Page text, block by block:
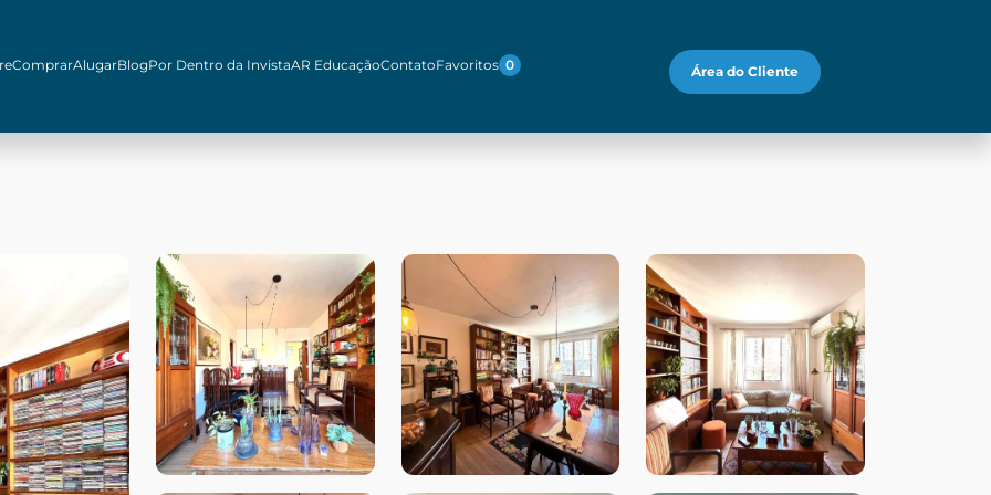
ComprarAlugarBlogPor Dentro da InvistaAR EducaçãoContatoFavoritos 0 Área do Cliente